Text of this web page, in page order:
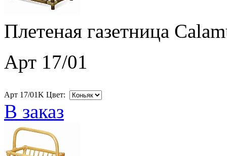
Плетеная газетница
Арт 17/01
Арт 17/01K Цвет:
В заказ